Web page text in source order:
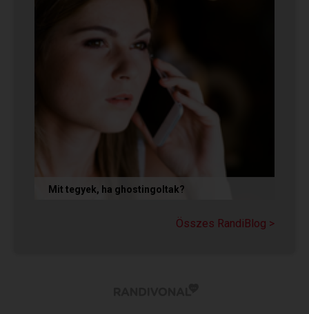
Mit tegyek, ha ghostingoltak?
a legfontosabb teendőd: ne fuss utána, ne küldj
Összes RandiBlog >